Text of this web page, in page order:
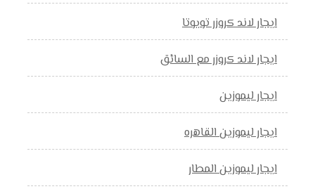
ايجار لاند كروزر تويوتا
ايجار لاند كروزر مع السائق
ايجار ليموزين
ايجار ليموزين القاهره
ايجار ليموزين المطار